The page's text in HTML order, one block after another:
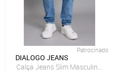
Patrocinado
DIALOGO JEANS
Calça Jeans Slim Masculina